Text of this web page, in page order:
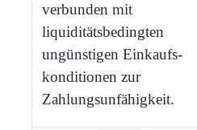
verbunden mit
liquiditätsbedingten
ungünstigen Einkaufs­
konditionen zur
Zahlungs­unfähigkeit.